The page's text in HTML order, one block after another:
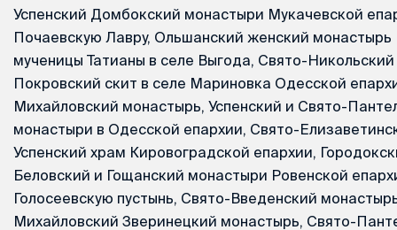
Успенский Домбокский монастыри Мукачевской
Почаевскую Лавру, Ольшанский женский монастырь
мученицы Татианы в селе Выгода, Свято-
Покровский скит в селе Мариновка Одесской
Михайловский монастырь, Успенский и Свято-
монастыри в Одесской епархии, Свято-
Успенский храм Кировоградской епархии,
Беловский и Гощанский монастыри Ровенской
Голосеевскую пустынь, Свято-Введенский
Михайловский Зверинецкий монастырь, Свято-